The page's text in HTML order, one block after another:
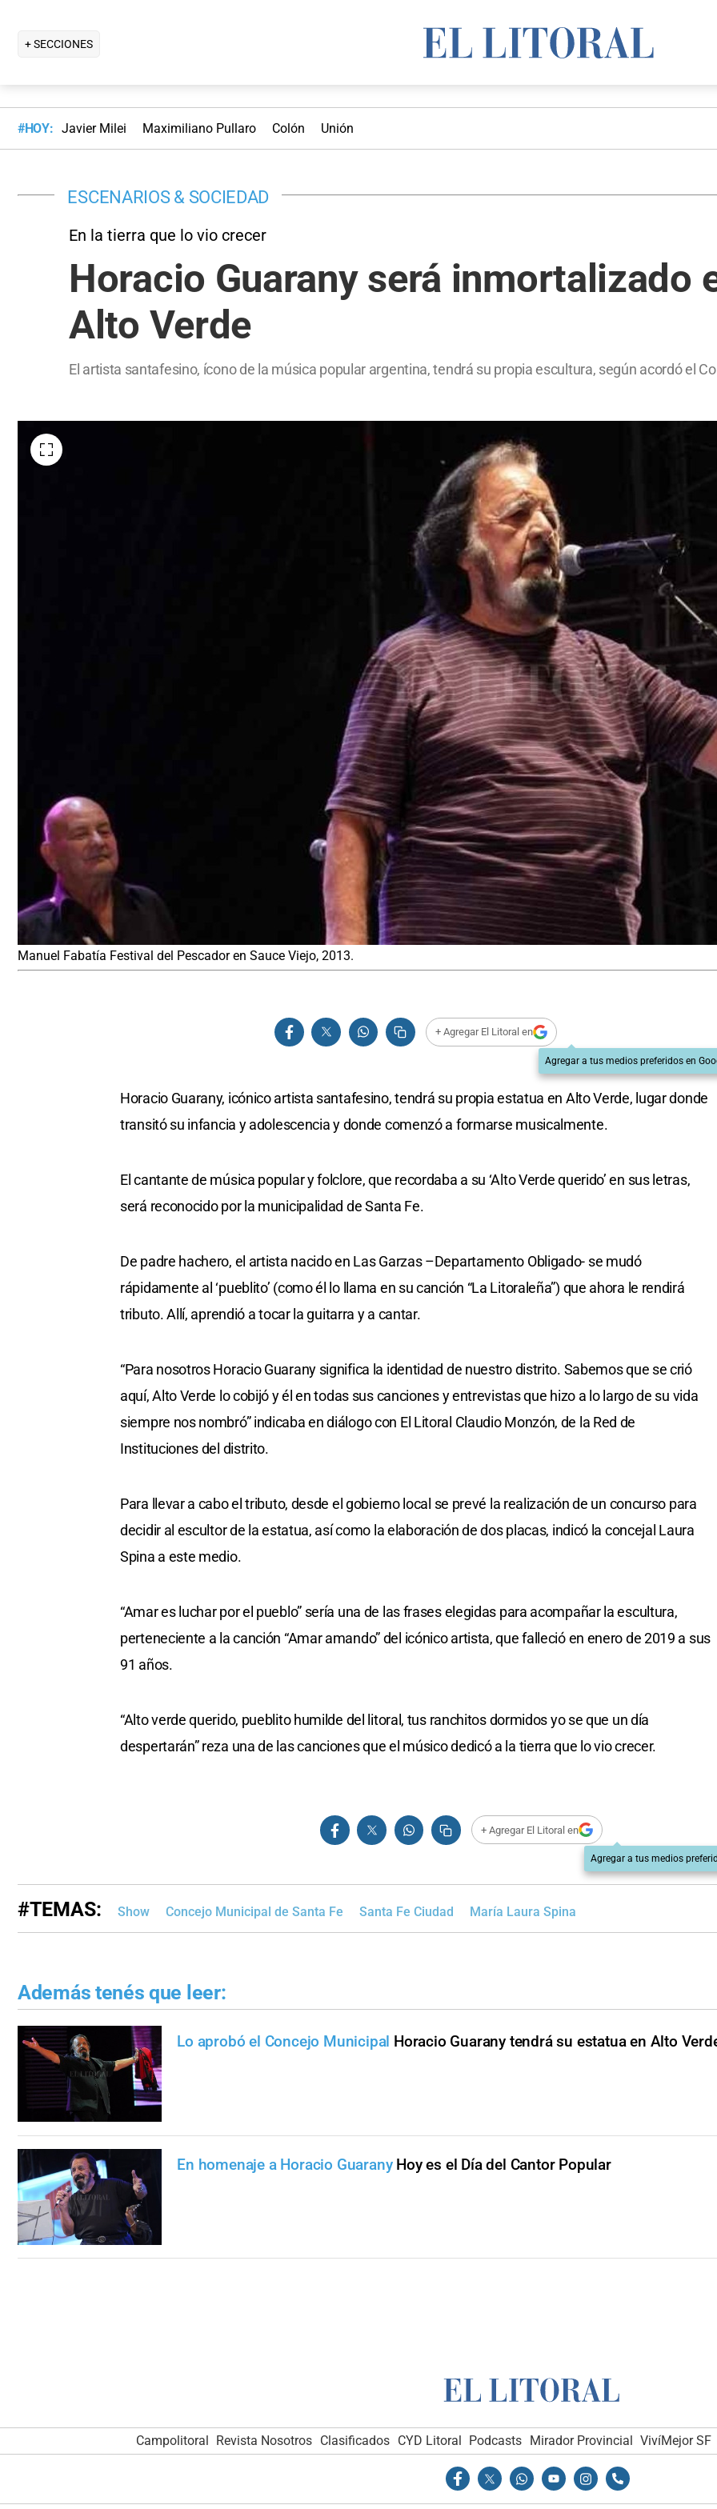
+ SECCIONES
#HOY: Javier Milei Maximiliano Pullaro Colón Unión
ESCENARIOS & SOCIEDAD
En la tierra que lo vio crecer
Horacio Guarany será inmortalizado
Alto Verde
El artista santafesino, ícono de la música popular argentina, tendrá su propia escultura, según acordó el
Manuel Fabatía Festival del Pescador en Sauce Viejo, 2013.
+ Agregar El Litoral en
Agregar a tus medios preferidos en
Horacio Guarany, icónico artista santafesino, tendrá su propia estatua en Alto Verde, lugar donde
transitó su infancia y adolescencia y donde comenzó a formarse musicalmente.
El cantante de música popular y folclore, que recordaba a su ‘Alto Verde querido’ en sus letras,
será reconocido por la municipalidad de Santa Fe.
De padre hachero, el artista nacido en Las Garzas –Departamento Obligado- se mudó
rápidamente al ‘pueblito’ (como él lo llama en su canción “La Litoraleña”) que ahora le rendirá
tributo. Allí, aprendió a tocar la guitarra y a cantar.
“Para nosotros Horacio Guarany significa la identidad de nuestro distrito. Sabemos que se crió
aquí, Alto Verde lo cobijó y él en todas sus canciones y entrevistas que hizo a lo largo de su vida
siempre nos nombró” indicaba en diálogo con El Litoral Claudio Monzón, de la Red de
Instituciones del distrito.
Para llevar a cabo el tributo, desde el gobierno local se prevé la realización de un concurso para
decidir al escultor de la estatua, así como la elaboración de dos placas, indicó la concejal Laura
Spina a este medio.
“Amar es luchar por el pueblo” sería una de las frases elegidas para acompañar la escultura,
perteneciente a la canción “Amar amando” del icónico artista, que falleció en enero de 2019 a sus
91 años.
“Alto verde querido, pueblito humilde del litoral, tus ranchitos dormidos yo se que un día
despertarán” reza una de las canciones que el músico dedicó a la tierra que lo vio crecer.
+ Agregar El Litoral en
Agregar a tus medios
#TEMAS: Show Concejo Municipal de Santa Fe Santa Fe Ciudad María Laura Spina
Además tenés que leer:
Lo aprobó el Concejo Municipal Horacio Guarany tendrá su estatua en Alto
En homenaje a Horacio Guarany Hoy es el Día del Cantor Popular
Campolitoral Revista Nosotros Clasificados CYD Litoral Podcasts Mirador Provincial VivíMejor SF